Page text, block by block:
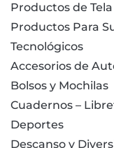
Productos de Tela
Productos Para
Tecnológicos
Accesorios de
Bolsos y Mochilas
Cuadernos –
Deportes
Descanso y